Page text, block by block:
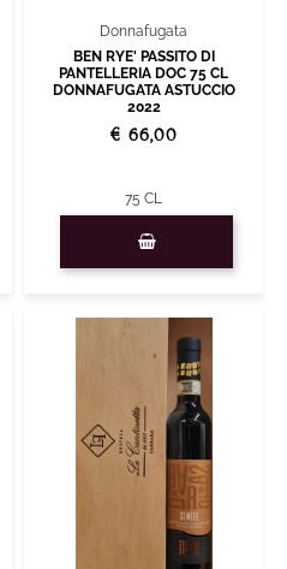
Donnafugata
BEN RYE' PASSITO DI
PANTELLERIA DOC 75 CL
DONNAFUGATA ASTUCCIO
2022
€ 66,00
75 CL